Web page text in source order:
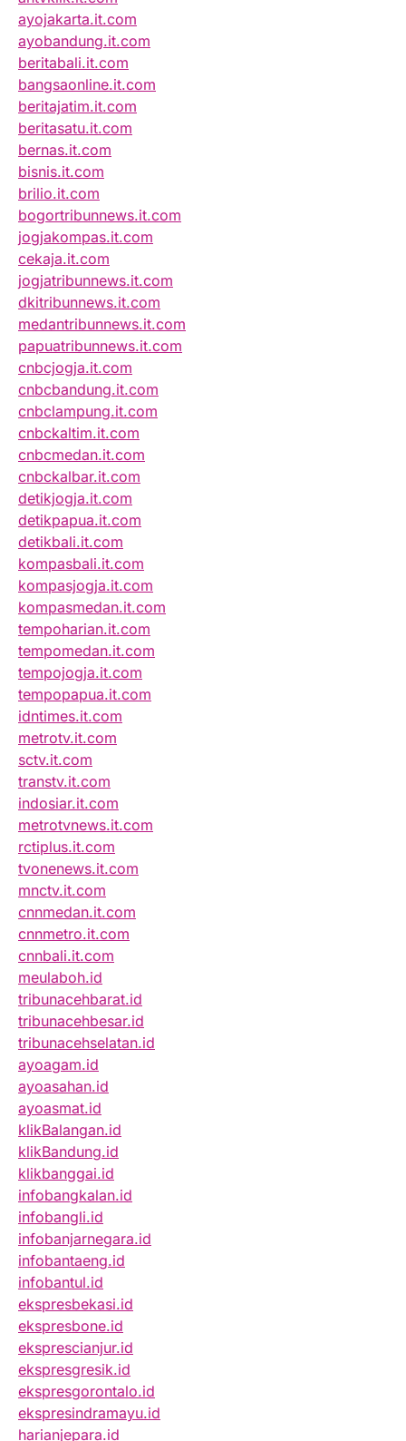
ayojakarta.it.com
ayobandung.it.com
beritabali.it.com
bangsaonline.it.com
beritajatim.it.com
beritasatu.it.com
bernas.it.com
bisnis.it.com
brilio.it.com
bogortribunnews.it.com
jogjakompas.it.com
cekaja.it.com
jogjatribunnews.it.com
dkitribunnews.it.com
medantribunnews.it.com
papuatribunnews.it.com
cnbcjogja.it.com
cnbcbandung.it.com
cnbclampung.it.com
cnbckaltim.it.com
cnbcmedan.it.com
cnbckalbar.it.com
detikjogja.it.com
detikpapua.it.com
detikbali.it.com
kompasbali.it.com
kompasjogja.it.com
kompasmedan.it.com
tempoharian.it.com
tempomedan.it.com
tempojogja.it.com
tempopapua.it.com
idntimes.it.com
metrotv.it.com
sctv.it.com
transtv.it.com
indosiar.it.com
metrotvnews.it.com
rctiplus.it.com
tvonenews.it.com
mnctv.it.com
cnnmedan.it.com
cnnmetro.it.com
cnnbali.it.com
meulaboh.id
tribunacehbarat.id
tribunacehbesar.id
tribunacehselatan.id
ayoagam.id
ayoasahan.id
ayoasmat.id
klikBalangan.id
klikBandung.id
klikbanggai.id
infobangkalan.id
infobangli.id
infobanjarnegara.id
infobantaeng.id
infobantul.id
ekspresbekasi.id
ekspresbone.id
eksprescianjur.id
ekspresgresik.id
ekspresgorontalo.id
ekspresindramayu.id
harianjepara.id